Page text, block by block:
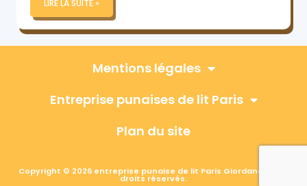
LIRE LA SUITE »
Mentions légales
Entreprise punaises de lit Paris
Plan du site
Copyright © 2026 entreprise punaise de lit Paris Giordano, Tous
droits réservés.